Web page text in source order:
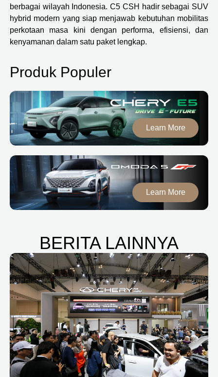
berbagai wilayah Indonesia. C5 CSH hadir sebagai SUV
hybrid modern yang siap menjawab kebutuhan mobilitas
perkotaan masa kini dengan performa, efisiensi, dan
kenyamanan dalam satu paket lengkap.
Produk Populer
Learn More
Learn More
BERITA LAINNYA